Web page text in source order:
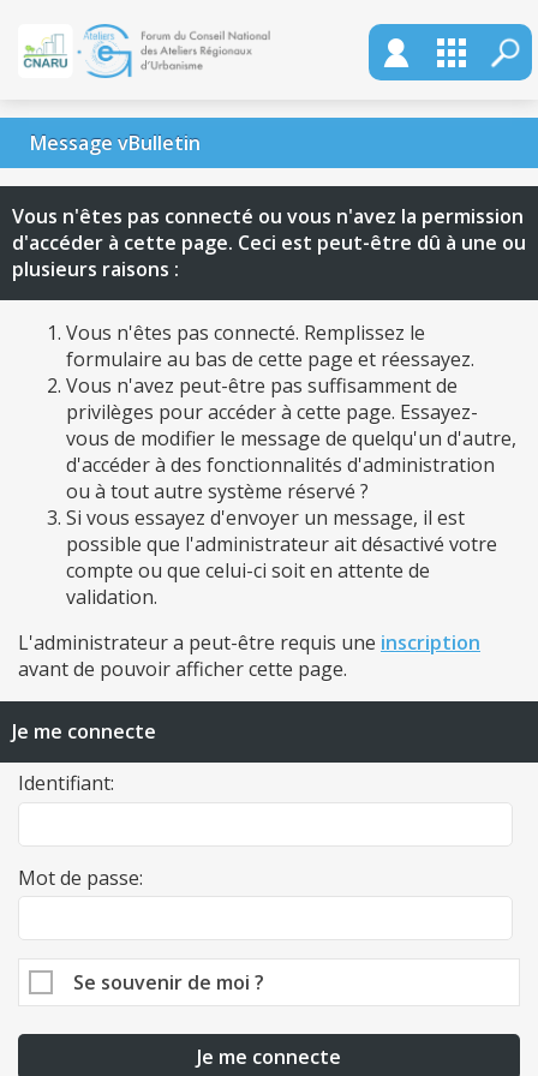
Message vBulletin
Vous n'êtes pas connecté ou vous n'avez la permission
d'accéder à cette page. Ceci est peut-être dû à une ou
plusieurs raisons :
Vous n'êtes pas connecté. Remplissez le
formulaire au bas de cette page et réessayez.
Vous n'avez peut-être pas suffisamment de
privilèges pour accéder à cette page. Essayez-
vous de modifier le message de quelqu'un d'autre,
d'accéder à des fonctionnalités d'administration
ou à tout autre système réservé ?
Si vous essayez d'envoyer un message, il est
possible que l'administrateur ait désactivé votre
compte ou que celui-ci soit en attente de
validation.
L'administrateur a peut-être requis une inscription
avant de pouvoir afficher cette page.
Je me connecte
Identifiant:
Mot de passe:
Se souvenir de moi ?
Je me connecte